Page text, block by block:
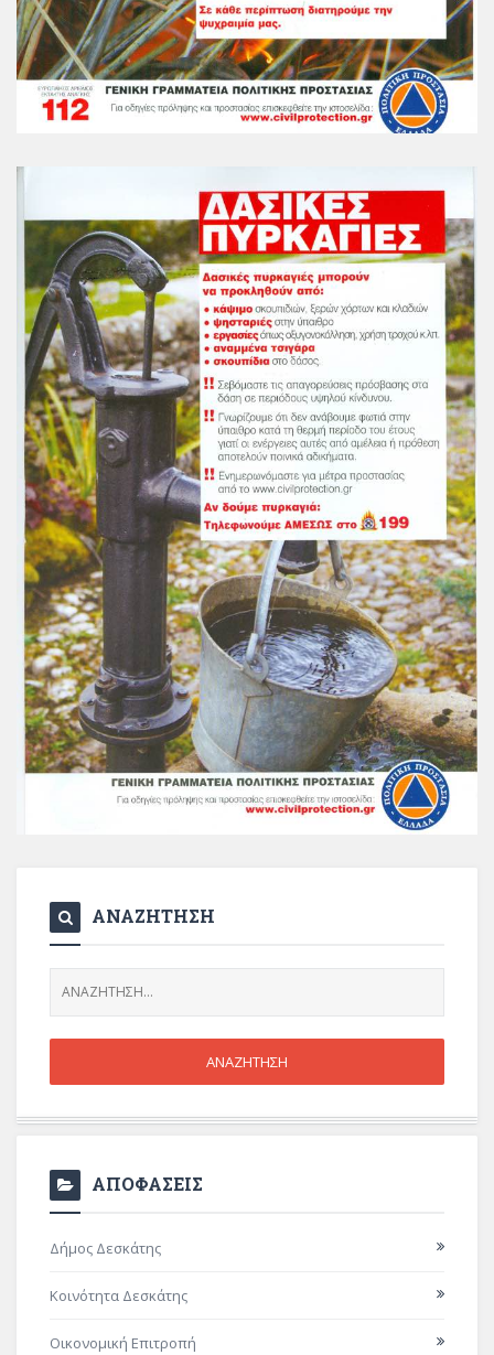
ΑΝΑΖΗΤΗΣΗ
ΑΠΟΦΑΣΕΙΣ
Δήμος Δεσκάτης
Κοινότητα Δεσκάτης
Οικονομική Επιτροπή